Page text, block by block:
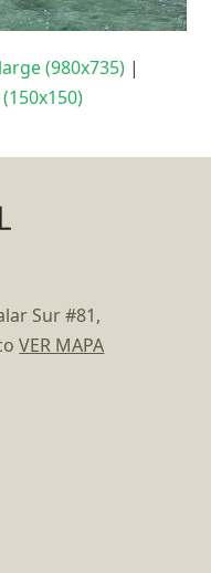
large (980x735) |
Sur #81,
VER MAPA